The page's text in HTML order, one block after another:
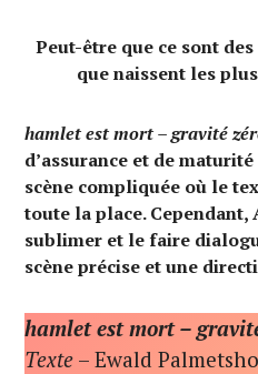
Peut-être que ce sont
que naissent les
hamlet est mort – gravité
d’assurance et de
scène compliquée où le
toute la place.
sublimer et le faire
scène précise et une
hamlet est mort –
Texte – Ewald